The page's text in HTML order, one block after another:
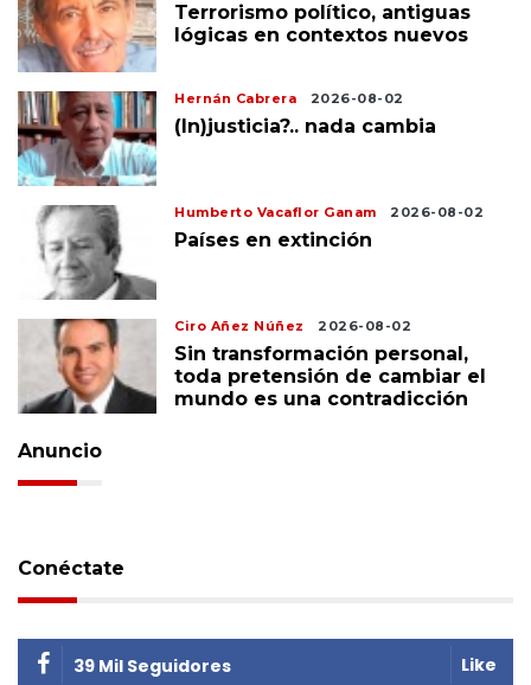
Terrorismo político, antiguas
lógicas en contextos nuevos
Hernán Cabrera 2026-08-02
(In)justicia?.. nada cambia
Humberto Vacaflor Ganam 2026-08-02
Países en extinción
Ciro Añez Núñez 2026-08-02
Sin transformación personal,
toda pretensión de cambiar el
mundo es una contradicción
Anuncio
Conéctate
39 Mil Seguidores Like